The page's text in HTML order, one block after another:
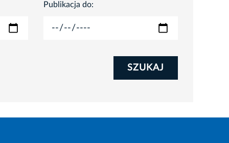
Publikacja do:
SZUKAJ